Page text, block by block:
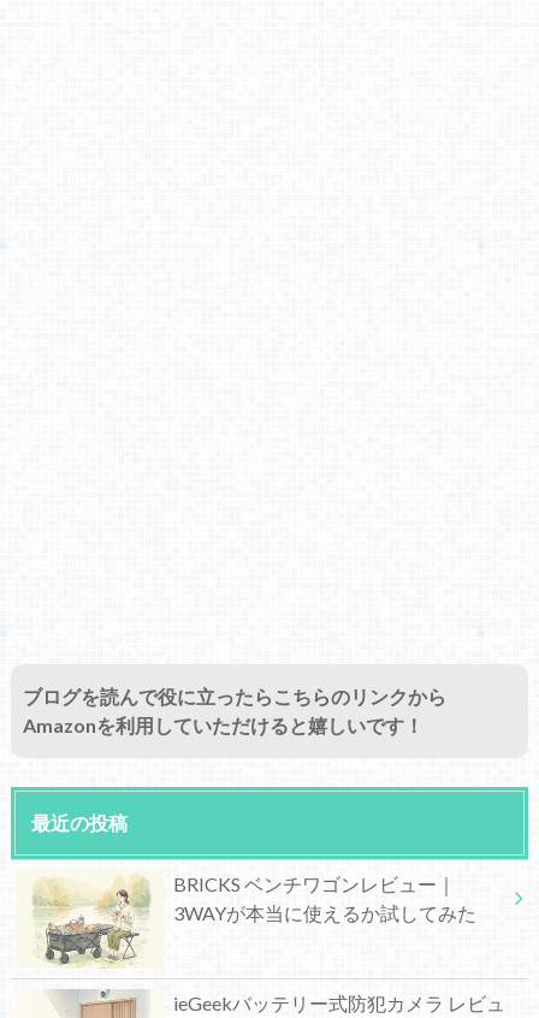
ブログを読んで役に立ったらこちらのリンクから
Amazonを利用していただけると嬉しいです！
最近の投稿
BRICKS ベンチワゴンレビュー｜
3WAYが本当に使えるか試してみた
ieGeekバッテリー式防犯カメラ レビュ